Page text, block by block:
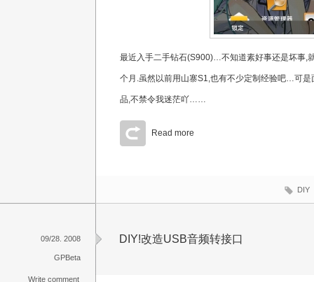
最近入手二手钻石(S900)…不知道素好事还是坏事,
个月.虽然以前用山寨S1,也有不少定制经验吧…可
品,不禁令我迷茫吖……
Read more
DIY
DIY!改造USB音频转接口
09/28. 2008
GPBeta
Write comment